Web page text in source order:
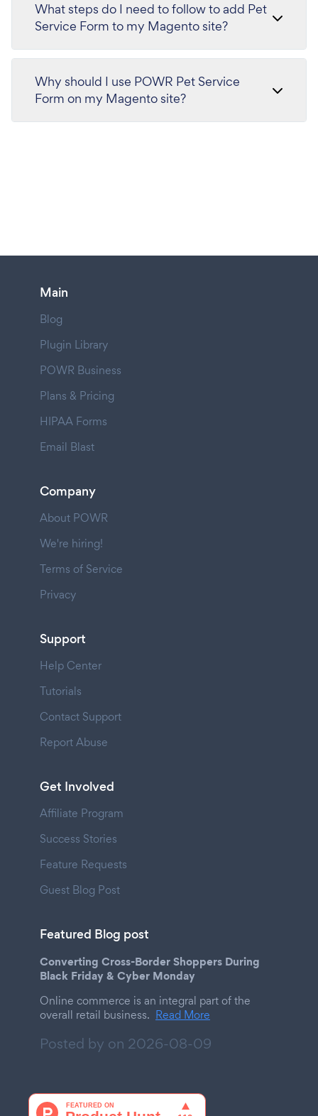
What steps do I need to follow to add Pet
Service Form to my Magento site?
Why should I use POWR Pet Service
Form on my Magento site?
Main
Blog
Plugin Library
POWR Business
Plans & Pricing
HIPAA Forms
Email Blast
Company
About POWR
We're hiring!
Terms of Service
Privacy
Support
Help Center
Tutorials
Contact Support
Report Abuse
Get Involved
Affiliate Program
Success Stories
Feature Requests
Guest Blog Post
Featured Blog post
Converting Cross-Border Shoppers During
Black Friday & Cyber Monday
Online commerce is an integral part of the
overall retail business. Read More
Posted by on 2026-08-09